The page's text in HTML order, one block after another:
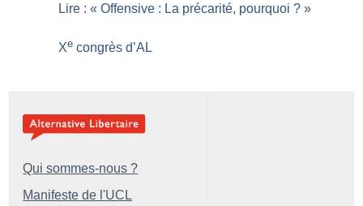
Lire : « Offensive : La précarité, pourquoi ? »
Xe congrès d’AL
Qui sommes-nous ?
Manifeste de l'UCL